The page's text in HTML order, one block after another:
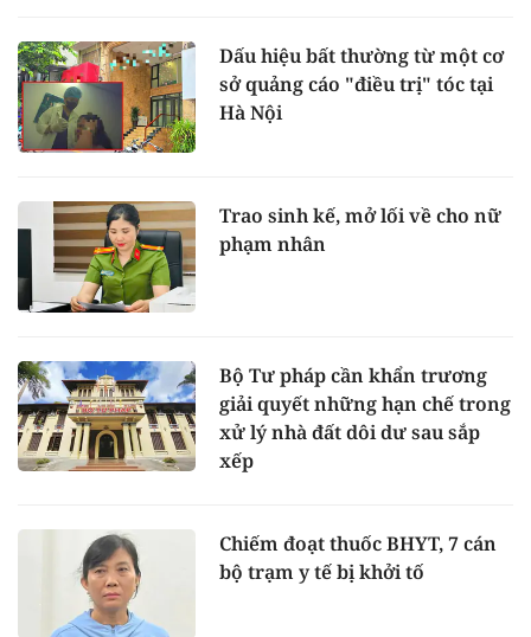
Dấu hiệu bất thường từ một cơ
sở quảng cáo "điều trị" tóc tại
Hà Nội
Trao sinh kế, mở lối về cho nữ
phạm nhân
Bộ Tư pháp cần khẩn trương
giải quyết những hạn chế trong
xử lý nhà đất dôi dư sau sắp
xếp
Chiếm đoạt thuốc BHYT, 7 cán
bộ trạm y tế bị khởi tố